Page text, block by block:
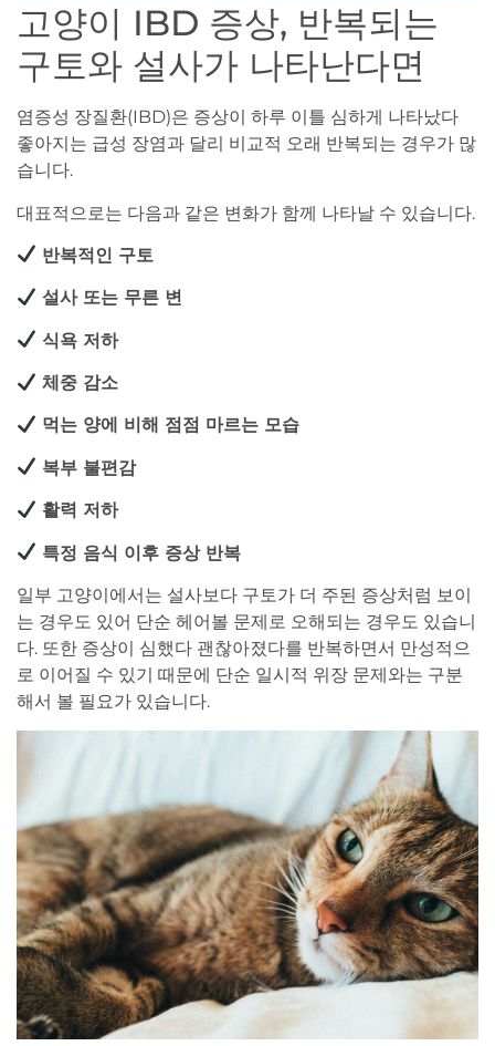
고양이 IBD 증상, 반복되는
구토와 설사가 나타난다면
염증성 장질환(IBD)은 증상이 하루 이틀 심하게 나타났다
좋아지는 급성 장염과 달리 비교적 오래 반복되는 경우가 많
습니다.
대표적으로는 다음과 같은 변화가 함께 나타날 수 있습니다.
반복적인 구토
설사 또는 무른 변
식욕 저하
체중 감소
먹는 양에 비해 점점 마르는 모습
복부 불편감
활력 저하
특정 음식 이후 증상 반복
일부 고양이에서는 설사보다 구토가 더 주된 증상처럼 보이
는 경우도 있어 단순 헤어볼 문제로 오해되는 경우도 있습니
다. 또한 증상이 심했다 괜찮아졌다를 반복하면서 만성적으
로 이어질 수 있기 때문에 단순 일시적 위장 문제와는 구분
해서 볼 필요가 있습니다.